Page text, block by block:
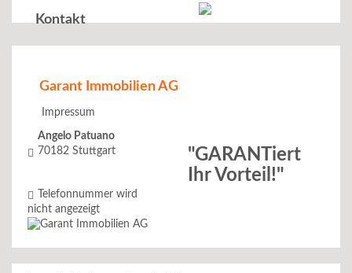
Kontakt
Garant Immobilien AG
Impressum
Angelo Patuano
70182 Stuttgart
Telefonnummer wird
nicht angezeigt
"GARANTiert
Ihr Vorteil!"